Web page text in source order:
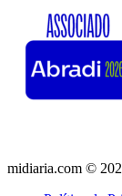
midiaria.com ©